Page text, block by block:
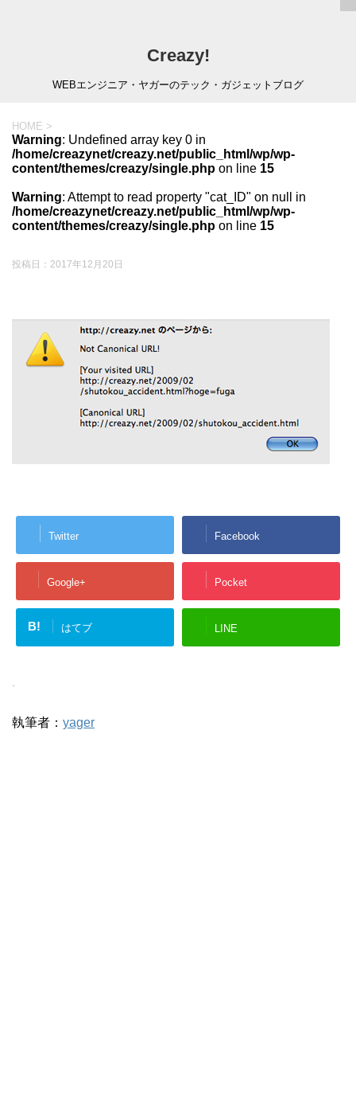
Creazy!
WEBエンジニア・ヤガーのテック・ガジェットブログ
HOME >
Warning: Undefined array key 0 in
/home/creazynet/creazy.net/public_html/wp/wp-
content/themes/creazy/single.php on line 15
Warning: Attempt to read property "cat_ID" on null in
/home/creazynet/creazy.net/public_html/wp/wp-
content/themes/creazy/single.php on line 15
投稿日： 2017年12月20日
Twitter Facebook
Google+ Pocket
B! はてブ LINE
-
執筆者： yager